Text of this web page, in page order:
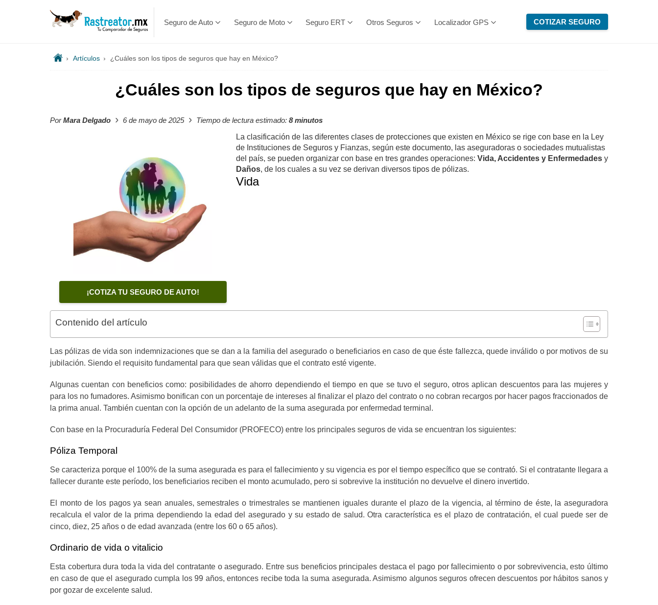
Seguro de Auto Seguro de Moto Seguro ERT Otros Seguros Localizador GPS COTIZAR SEGURO
› Artículos › ¿Cuáles son los tipos de seguros que hay en México?
¿Cuáles son los tipos de seguros que hay en México?
PorMara Delgado › 6 de mayo de 2025 › Tiempo de lectura estimado: 8 minutos
¡COTIZA TU SEGURO DE AUTO!
La clasificación de las diferentes clases de protecciones que existen en México se rige con base en la Ley
de Instituciones de Seguros y Fianzas, según este documento, las aseguradoras o sociedades mutualistas
del país, se pueden organizar con base en tres grandes operaciones: Vida, Accidentes y Enfermedadesy
Daños, de los cuales a su vez se derivan diversos tipos de pólizas.
Vida
Contenido del artículo
Las pólizas de vida son indemnizaciones que se dan a la familia del asegurado o beneficiarios en caso de que éste fallezca, quede inválido o por motivos de su
jubilación. Siendo el requisito fundamental para que sean válidas que el contrato esté vigente.
Algunas cuentan con beneficios como: posibilidades de ahorro dependiendo el tiempo en que se tuvo el seguro, otros aplican descuentos para las mujeres y
para los no fumadores. Asimismo bonifican con un porcentaje de intereses al finalizar el plazo del contrato o no cobran recargos por hacer pagos fraccionados de
la prima anual. También cuentan con la opción de un adelanto de la suma asegurada por enfermedad terminal.
Con base en la Procuraduría Federal Del Consumidor (PROFECO) entre los principales seguros de vida se encuentran los siguientes:
Póliza Temporal
Se caracteriza porque el 100% de la suma asegurada es para el fallecimiento y su vigencia es por el tiempo específico que se contrató. Si el contratante llegara a
fallecer durante este período, los beneficiarios reciben el monto acumulado, pero si sobrevive la institución no devuelve el dinero invertido.
El monto de los pagos ya sean anuales, semestrales o trimestrales se mantienen iguales durante el plazo de la vigencia, al término de éste, la aseguradora
recalcula el valor de la prima dependiendo la edad del asegurado y su estado de salud. Otra característica es el plazo de contratación, el cual puede ser de
cinco, diez, 25 años o de edad avanzada (entre los 60 o 65 años).
Ordinario de vida o vitalicio
Esta cobertura dura toda la vida del contratante o asegurado. Entre sus beneficios principales destaca el pago por fallecimiento o por sobrevivencia, esto último
en caso de que el asegurado cumpla los 99 años, entonces recibe toda la suma asegurada. Asimismo algunos seguros ofrecen descuentos por hábitos sanos y
por gozar de excelente salud.